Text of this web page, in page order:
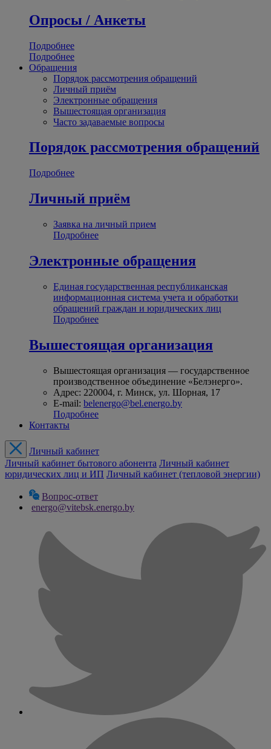
Опросы / Анкеты
Подробнее
Подробнее
Обращения
Порядок рассмотрения обращений
Личный приём
Электронные обращения
Вышестоящая организация
Часто задаваемые вопросы
Порядок рассмотрения обращений
Подробнее
Личный приём
Заявка на личный прием
Подробнее
Электронные обращения
Единая государственная республиканская
информационная система учета и обработки
обращений граждан и юридических лиц
Подробнее
Вышестоящая организация
Вышестоящая организация — государственное
производственное объединение «Белэнерго».
Адрес: 220004, г. Минск, ул. Шорная, 17
E-mail: belenergo@bel.energo.by
Подробнее
Контакты
Личный кабинет
Личный кабинет бытового абонента Личный кабинет
юридических лиц и ИП Личный кабинет (тепловой энергии)
Вопрос-ответ
energo@vitebsk.energo.by